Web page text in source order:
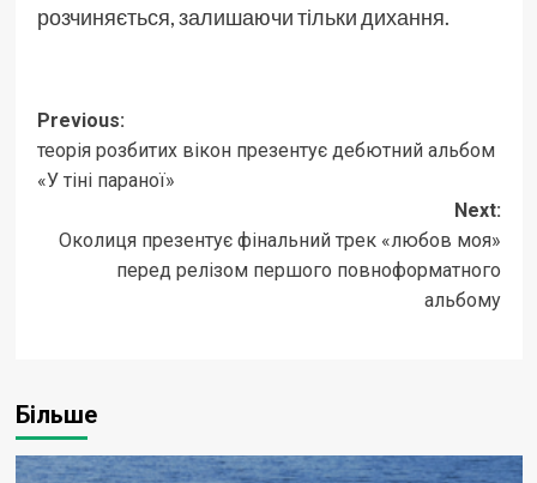
розчиняється, залишаючи тільки дихання.
Post
navigation
Previous:
теорія розбитих вікон презентує дебютний альбом
«У тіні параної»
Next:
Околиця презентує фінальний трек «любов моя»
перед релізом першого повноформатного
альбому
Більше